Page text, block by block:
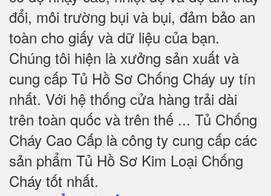
đổi, môi trường bụi và bụi, đảm bảo an
toàn cho giấy và dữ liệu của bạn.
Chúng tôi hiện là xưởng sản xuất và
cung cấp Tủ Hồ Sơ Chống Cháy uy tín
nhất. Với hệ thống cửa hàng trải dài
trên toàn quốc và trên thế ... Tủ Chống
Cháy Cao Cấp là công ty cung cấp các
sản phẩm Tủ Hồ Sơ Kim Loại Chống
Cháy tốt nhất.